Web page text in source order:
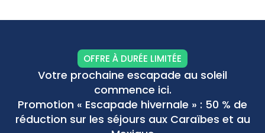
arrivée, allumez votre eSIM et elle s'activera
OFFRE À DURÉE LIMITÉE
Votre prochaine escapade au soleil
commence ici.
Promotion « Escapade hivernale » : 50 % de
réduction sur les séjours aux Caraïbes et au